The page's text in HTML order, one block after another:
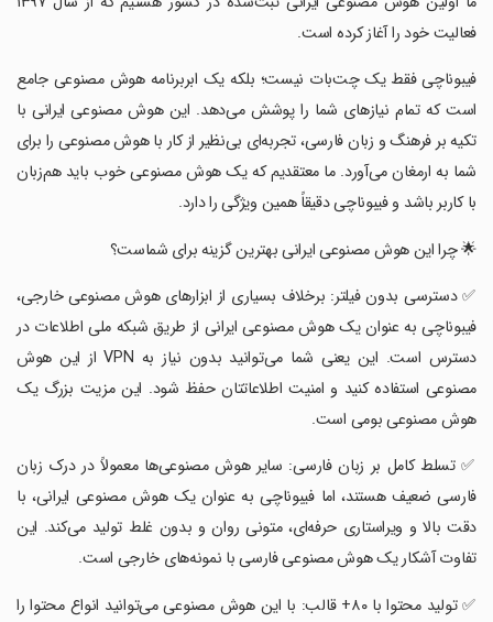
فعالیت خود را آغاز کرده است.
‏فیبوناچی فقط یک چت‌بات نیست؛ بلکه یک ابربرنامه هوش مصنوعی جامع
است که تمام نیازهای شما را پوشش می‌دهد. این هوش مصنوعی ایرانی با
تکیه بر فرهنگ و زبان فارسی، تجربه‌ای بی‌نظیر از کار با هوش مصنوعی را برای
شما به ارمغان می‌آورد. ما معتقدیم که یک هوش مصنوعی خوب باید هم‌زبان
با کاربر باشد و فیبوناچی دقیقاً همین ویژگی را دارد.
‏🌟 چرا این هوش مصنوعی ایرانی بهترین گزینه برای شماست؟
‏✅ دسترسی بدون فیلتر: برخلاف بسیاری از ابزارهای هوش مصنوعی خارجی،
فیبوناچی به عنوان یک هوش مصنوعی ایرانی از طریق شبکه ملی اطلاعات در
دسترس است. این یعنی شما می‌توانید بدون نیاز به VPN از این هوش
مصنوعی استفاده کنید و امنیت اطلاعاتتان حفظ شود. این مزیت بزرگ یک
هوش مصنوعی بومی است.
‏✅ تسلط کامل بر زبان فارسی: سایر هوش مصنوعی‌ها معمولاً در درک زبان
فارسی ضعیف هستند، اما فیبوناچی به عنوان یک هوش مصنوعی ایرانی، با
دقت بالا و ویراستاری حرفه‌ای، متونی روان و بدون غلط تولید می‌کند. این
تفاوت آشکار یک هوش مصنوعی فارسی با نمونه‌های خارجی است.
‏✅ تولید محتوا با ۸۰+ قالب: با این هوش مصنوعی می‌توانید انواع محتوا را